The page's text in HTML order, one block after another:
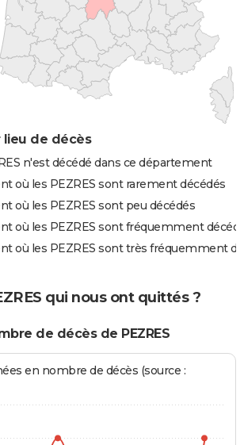
lieu de décès
n'est décédé dans ce département
où les PEZRES sont rarement décédés
où les PEZRES sont peu décédés
où les PEZRES sont fréquemment
où les PEZRES sont très fréquemment
qui nous ont quittés ?
de décès de PEZRES
en nombre de décès (source :